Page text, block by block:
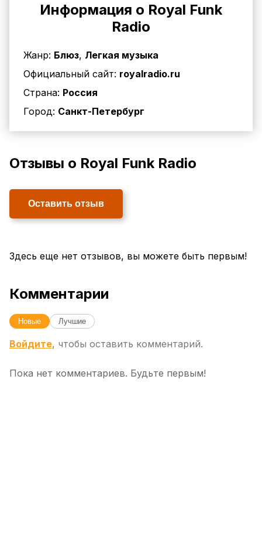
Информация о Royal Funk
Radio
Жанр: Блюз, Легкая музыка
Официальный сайт: royalradio.ru
Страна: Россия
Город: Санкт-Петербург
Отзывы о Royal Funk Radio
Оставить отзыв
Здесь еще нет отзывов, вы можете быть первым!
Комментарии
Новые Лучшие
Войдите, чтобы оставить комментарий.
Пока нет комментариев. Будьте первым!